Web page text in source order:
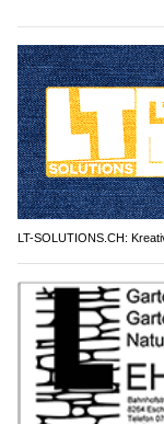
LT-SOLUTIONS.CH: